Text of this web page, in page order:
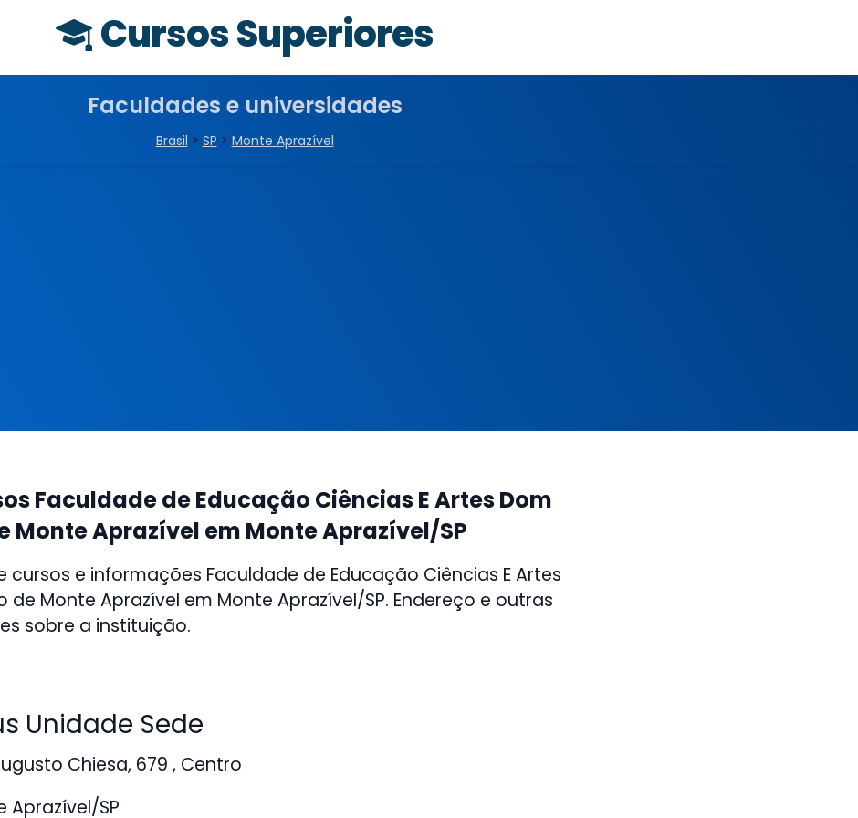
Cursos Superiores
Faculdades e universidades
Brasil > SP > Monte Aprazível
Faculdade de Educação Ciências E Artes Dom
Monte Aprazível em Monte Aprazível/SP
cursos e informações Faculdade de Educação Ciências E Artes
de Monte Aprazível em Monte Aprazível/SP. Endereço e outras
sobre a instituição.
Unidade Sede
Chiesa, 679 , Centro
Aprazível/SP